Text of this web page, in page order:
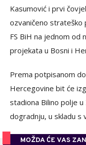
Kasumović i prvi
ozvaničeno strateško
FS BiH na jednom od
projekata u Bosni i
Prema potpisanom
Hercegovine bit će
stadiona Bilino polje
dogradnju, u skladu s
MOŽDA ĆE VAS